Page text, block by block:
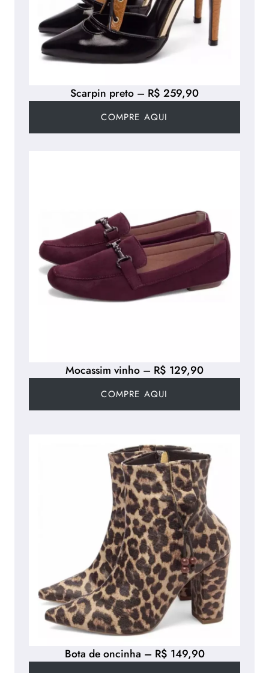
Scarpin preto – R$ 259,90
COMPRE AQUI
Mocassim vinho – R$ 129,90
COMPRE AQUI
Bota de oncinha – R$ 149,90